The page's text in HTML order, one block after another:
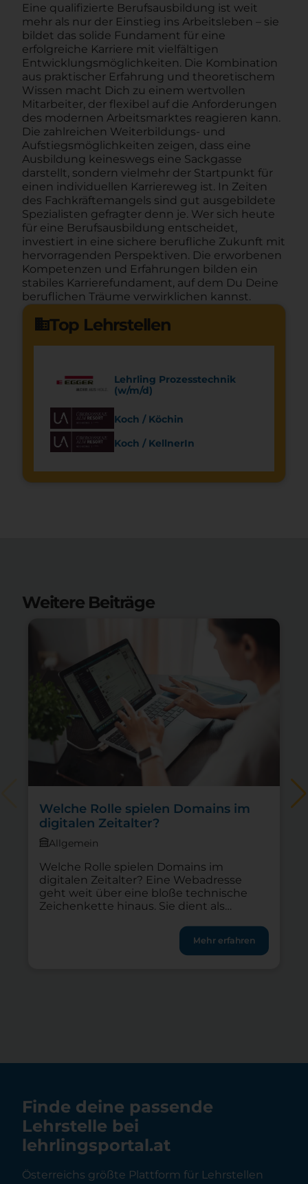
Eine qualifizierte Berufsausbildung ist weit
mehr als nur der Einstieg ins Arbeitsleben – sie
bildet das solide Fundament für eine
erfolgreiche Karriere mit vielfältigen
Entwicklungsmöglichkeiten. Die Kombination
aus praktischer Erfahrung und theoretischem
Wissen macht Dich zu einem wertvollen
Mitarbeiter, der flexibel auf die Anforderungen
des modernen Arbeitsmarktes reagieren kann.
Die zahlreichen Weiterbildungs- und
Aufstiegsmöglichkeiten zeigen, dass eine
Ausbildung keineswegs eine Sackgasse
darstellt, sondern vielmehr der Startpunkt für
einen individuellen Karriereweg ist. In Zeiten
des Fachkräftemangels sind gut ausgebildete
Spezialisten gefragter denn je. Wer sich heute
für eine Berufsausbildung entscheidet,
investiert in eine sichere berufliche Zukunft mit
hervorragenden Perspektiven. Die erworbenen
Kompetenzen und Erfahrungen bilden ein
stabiles Karrierefundament, auf dem Du Deine
beruflichen Träume verwirklichen kannst.
domainTop Lehrstellen
Lehrling Prozesstechnik
(w/m/d)
Koch / Köchin
Koch / KellnerIn
Weitere Beiträge
Welche Rolle spielen Domains im
digitalen Zeitalter?
Allgemein
Welche Rolle spielen Domains im
digitalen Zeitalter? Eine Webadresse
geht weit über eine bloße technische
Zeichenkette hinaus. Sie dient als
und erster Kontaktpunkt zu digitalen
Angeboten. Die eigene Domain bildet für
jeden Verein, jedes Start-up und alle
Mehr erfahren
Finde deine passende
Lehrstelle bei
lehrlingsportal.at
Österreichs größte Plattform für Lehrstellen